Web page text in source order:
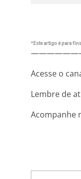
*Este artigo é para
Acesse o
Lembre de
Acompanhe